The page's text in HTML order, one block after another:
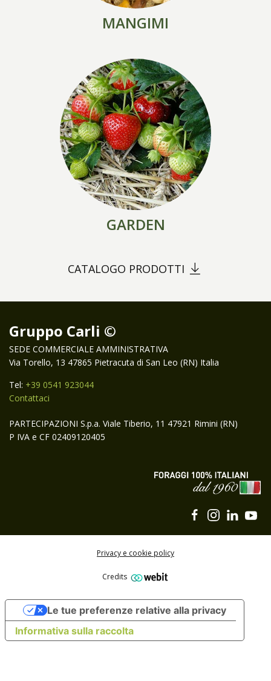
MANGIMI
GARDEN
CATALOGO PRODOTTI
Gruppo Carli ©
SEDE COMMERCIALE AMMINISTRATIVA
Via Torello, 13 47865 Pietracuta di San Leo (RN) Italia
Tel: +39 0541 923044
Contattaci
PARTECIPAZIONI S.p.a. Viale Tiberio, 11 47921 Rimini (RN)
P IVA e CF 02409120405
Privacy e cookie policy
Credits
Informativa sulla raccolta
Le tue preferenze relative alla privacy